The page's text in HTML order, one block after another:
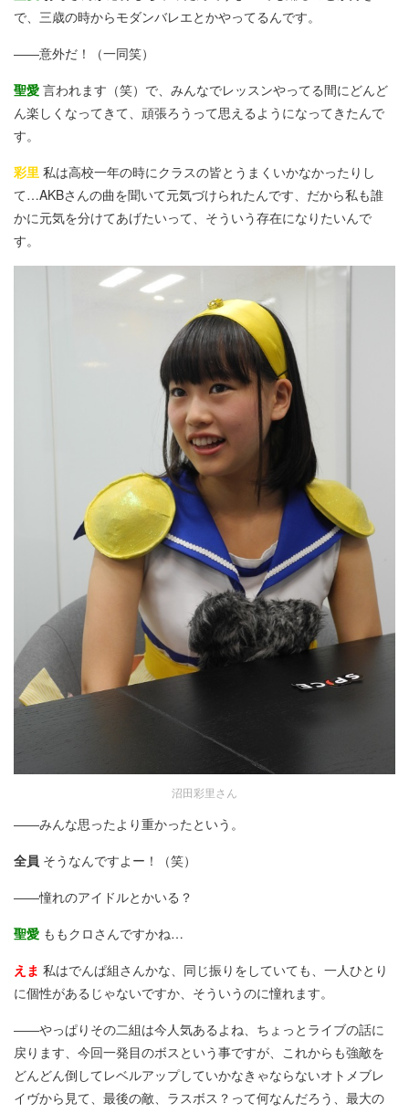
で、三歳の時からモダンバレエとかやってるんです。
――意外だ！（一同笑）
聖愛 言われます（笑）で、みんなでレッスンやってる間にどんど
ん楽しくなってきて、頑張ろうって思えるようになってきたんで
す。
彩里 私は高校一年の時にクラスの皆とうまくいかなかったりし
て…AKBさんの曲を聞いて元気づけられたんです、だから私も誰
かに元気を分けてあげたいって、そういう存在になりたいんで
す。
沼田彩里さん
――みんな思ったより重かったという。
全員 そうなんですよー！（笑）
――憧れのアイドルとかいる？
聖愛 ももクロさんですかね…
えま 私はでんぱ組さんかな、同じ振りをしていても、一人ひとり
に個性があるじゃないですか、そういうのに憧れます。
――やっぱりその二組は今人気あるよね、ちょっとライブの話に
戻ります、今回一発目のボスという事ですが、これからも強敵を
どんどん倒してレベルアップしていかなきゃならないオトメブレ
イヴから見て、最後の敵、ラスボス？って何なんだろう、最大の